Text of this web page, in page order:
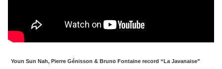
Youn Sun Nah, Pierre Génisson & Bruno Fontaine record “La Javanaise”